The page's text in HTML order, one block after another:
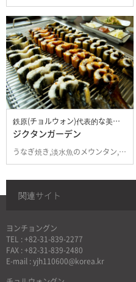
鉄原(チョルウォン)代表的な美味しい店
ジクタンガーデン
うなぎ焼き,淡水魚のメウンタン,在来鶏の水炊き
ヨンチョングン
TEL : +82-31-839-2277
FAX : +82-31-839-2480
E-mail : yjh110600@korea.kr
関連サイト